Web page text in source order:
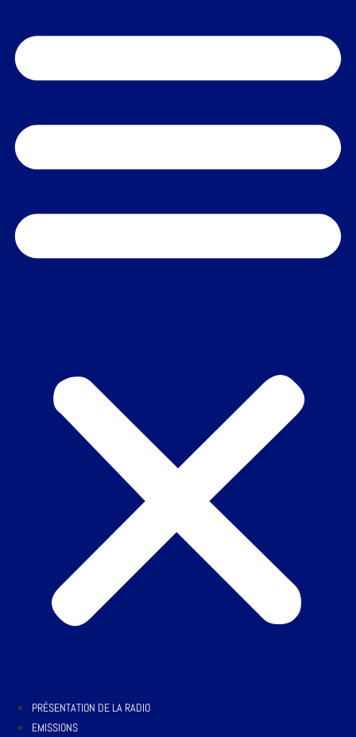
PRÉSENTATION DE LA RADIO
EMISSIONS